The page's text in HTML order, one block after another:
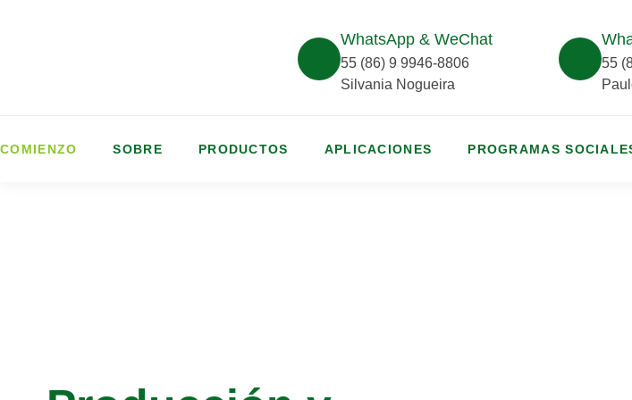
WhatsApp & WeChat
55 (86) 9 9946-8806
Silvania Nogueira
55
COMIENZO SOBRE PRODUCTOS APLICACIONES PROGRAMAS